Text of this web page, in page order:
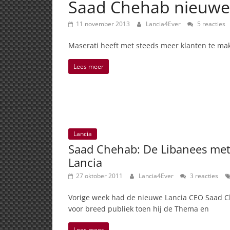
Saad Chehab
11 november 2013 Lancia4Ever 5 reacties
Maserati heeft met steeds meer klanten te
Lees meer
Lancia
Saad Chehab: De Libanees
Lancia
27 oktober 2011 Lancia4Ever 3 reacties
Vorige week had de nieuwe Lancia CEO Saad
voor breed publiek toen hij de Thema en